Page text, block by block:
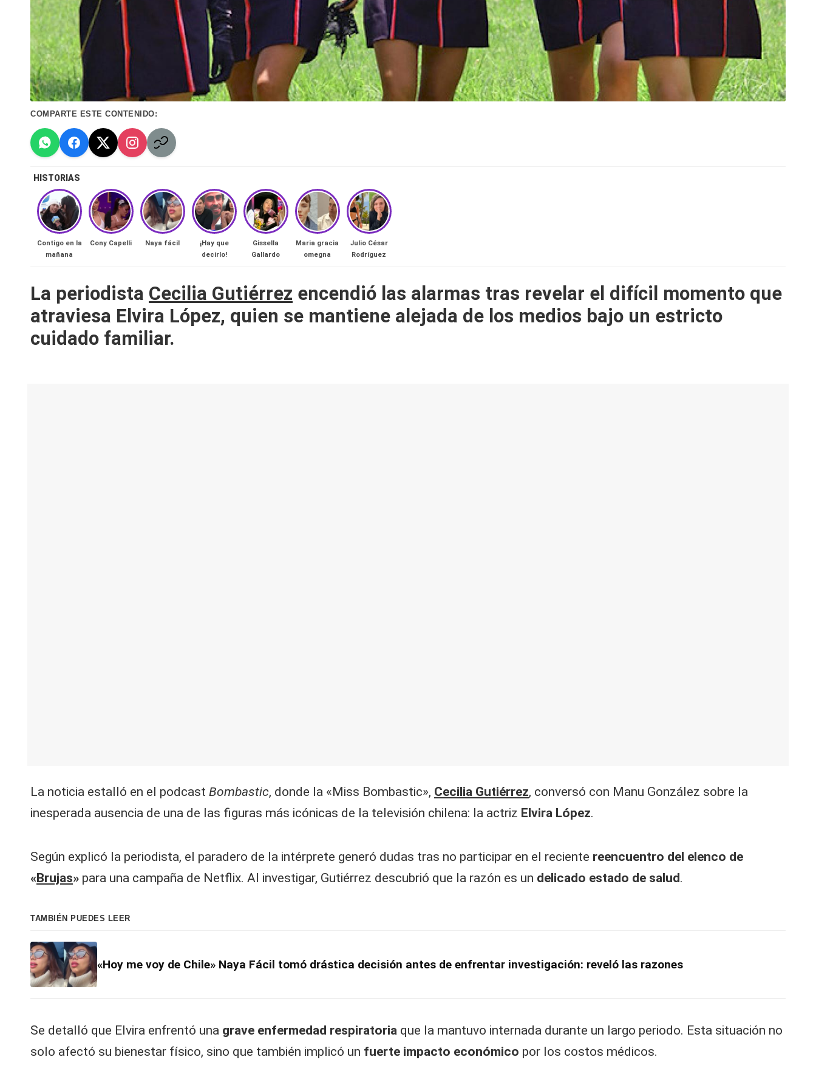
n
a
🔥
R
e
al
it
y
s,
V
y
R
COMPARTE ESTE CONTENIDO:
HISTORIAS
Contigo en la
mañana
Cony Capelli Naya fácil
¡Hay que
decirlo!
Gissella
Gallardo
Maria gracia
omegna
Julio César
Rodríguez
La periodista Cecilia Gutiérrez encendió las alarmas tras revelar el difícil momento que
atraviesa Elvira López, quien se mantiene alejada de los medios bajo un estricto
cuidado familiar.
La noticia estalló en el podcast Bombastic, donde la «Miss Bombastic», Cecilia Gutiérrez, conversó con Manu González sobre la
inesperada ausencia de una de las figuras más icónicas de la televisión chilena: la actriz Elvira López.
Según explicó la periodista, el paradero de la intérprete generó dudas tras no participar en el reciente reencuentro del elenco de
«Brujas» para una campaña de Netflix. Al investigar, Gutiérrez descubrió que la razón es un delicado estado de salud.
TAMBIÉN PUEDES LEER
«Hoy me voy de Chile» Naya Fácil tomó drástica decisión antes de enfrentar investigación: reveló las razones
Se detalló que Elvira enfrentó una grave enfermedad respiratoria que la mantuvo internada durante un largo periodo. Esta situación no
solo afectó su bienestar físico, sino que también implicó un fuerte impacto económico por los costos médicos.